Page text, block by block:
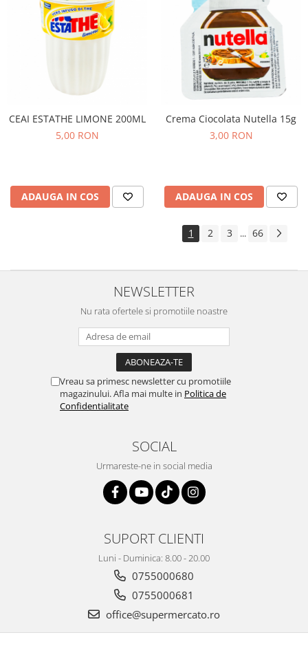
CEAI ESTATHE LIMONE 200ML
5,00 RON
ADAUGA IN COS
Crema Ciocolata Nutella 15g
3,00 RON
ADAUGA IN COS
1 2 3 ... 66
NEWSLETTER
Nu rata ofertele si promotiile noastre
Vreau sa primesc newsletter cu promotiile
magazinului. Afla mai multe in Politica de
Confidentialitate
SOCIAL
Urmareste-ne in social media
SUPORT CLIENTI
Luni - Duminica: 8.00 - 20.00
0755000680
0755000681
office@supermercato.ro